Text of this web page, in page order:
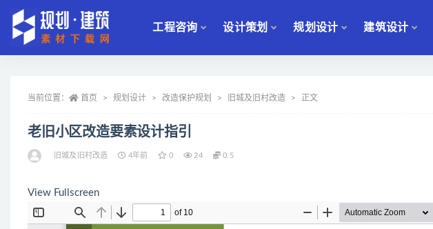
工程咨询 设计策划 规划设计 建筑设计
当前位置： 首页 规划设计 改造保护规划 旧城及旧村改造 正文
老旧小区改造要素设计指引
旧城及旧村改造 4年前 0 24 0.5
View Fullscreen